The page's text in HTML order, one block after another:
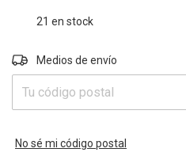
21 en stock
Entregas para el CP:
Medios de envío
No sé mi código postal